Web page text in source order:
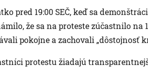
pred 19:00 SEČ, keď sa
že sa na proteste zúčastnilo
pokojne a zachovali „dôstojnosť
protestu žiadajú